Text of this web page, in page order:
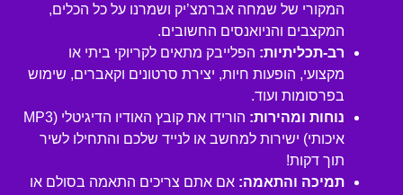
המקורי של שמחה אברמצ’יק ושמרנו על כל הכלים,
המקצבים והניואנסים החשובים.
רב-תכליתיות: הפלייבק מתאים לקריוקי ביתי או
מקצועי, הופעות חיות, יצירת סרטונים וקאברים, שימוש
בפרסומות ועוד.
נוחות ומהירות:
הורידו את קובץ האודיו הדיגיטלי (MP3
איכותי) ישירות למחשב או לנייד שלכם והתחילו לשיר
תוך דקות!
תמיכה והתאמה: אם אתם צריכים התאמה בסולם או